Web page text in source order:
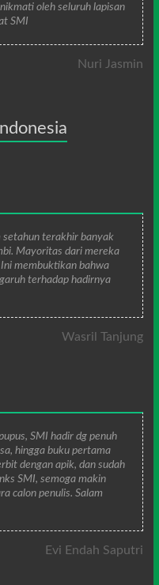
oleh seluruh lapisan
SMI
Nuri Jasmin
setahun terakhir banyak
Mayoritas dari mereka
membuktikan bahwa
terhadap hadirnya
Wasril Tanjung
SMI hadir dg penuh
hingga buku pertama
dengan apik, dan sudah
SMI, semoga makin
calon penulis. Salam
Evi Endah Saputri